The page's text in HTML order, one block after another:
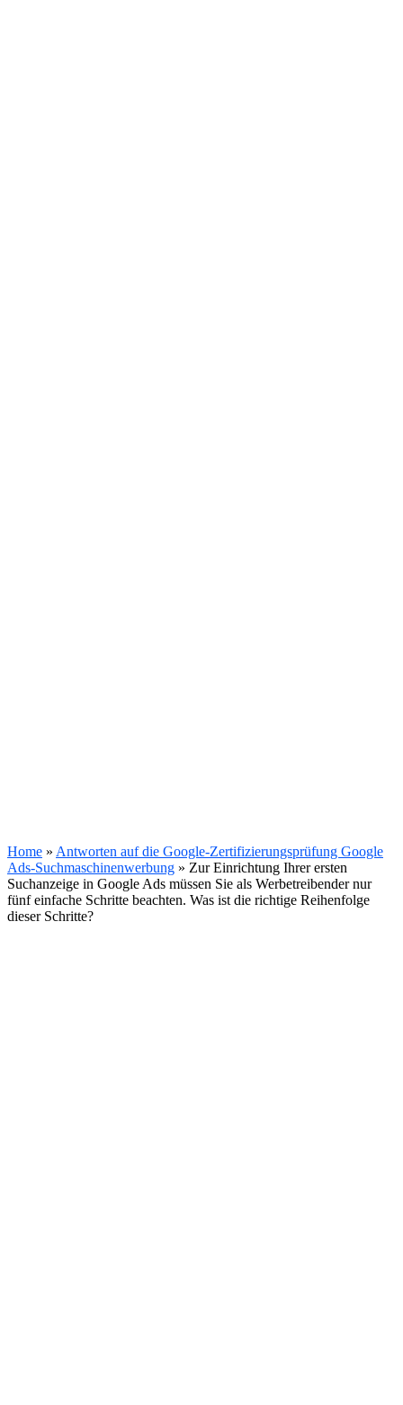
Home » Antworten auf die Google-Zertifizierungsprüfung Google
Ads-Suchmaschinenwerbung » Zur Einrichtung Ihrer ersten
Suchanzeige in Google Ads müssen Sie als Werbetreibender nur
fünf einfache Schritte beachten. Was ist die richtige Reihenfolge
dieser Schritte?